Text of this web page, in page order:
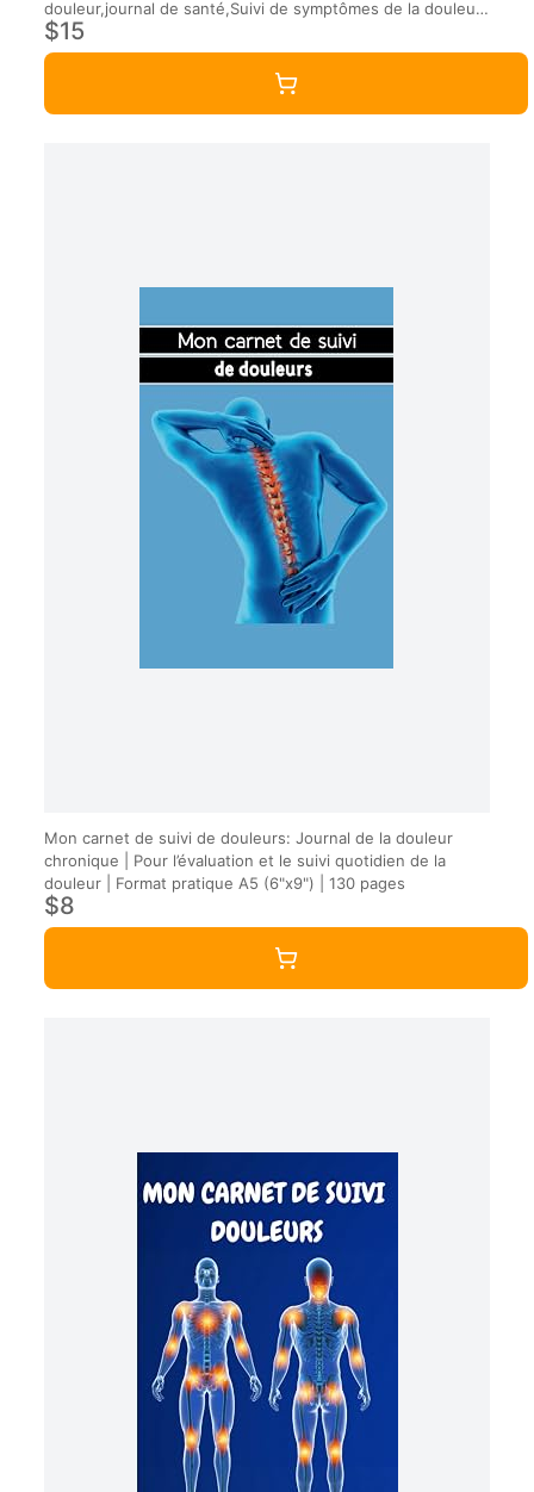
douleur,journal de santé,Suivi de symptômes de la douleur
chronique,carnet suivi santé
$15
Mon carnet de suivi de douleurs: Journal de la douleur
chronique | Pour l’évaluation et le suivi quotidien de la
douleur | Format pratique A5 (6"x9") | 130 pages
$8